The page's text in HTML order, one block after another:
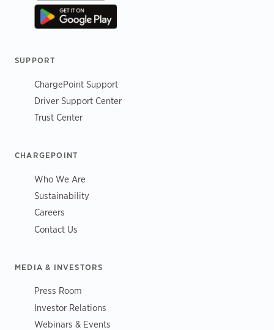
SUPPORT
ChargePoint Support
Driver Support Center
Trust Center
CHARGEPOINT
Who We Are
Sustainability
Careers
Contact Us
MEDIA & INVESTORS
Press Room
Investor Relations
Webinars & Events